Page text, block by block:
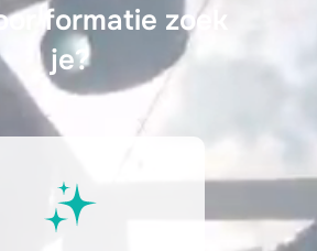
formatie zoek
je?